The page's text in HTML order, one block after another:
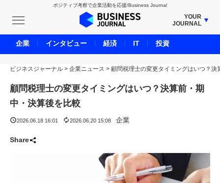
ポジティブ考察で企業活動を応援/Business Journal
YOUR
JOURNAL
BUSINESS JOURNAL
UNICORN JOURNAL
CARBON CREDITS JOURNAL
IVS JOURNAL
ENERGY MANAGEMENT JOURNAL
REAL ESTATE BROKERAGE JOURNAL
SMART MARKETING JOURNAL
ビジネスジャーナル > 企業ニュース > 顧問税理士の変更タイミングはいつ？決
顧問税理士の変更タイミングはいつ？決算前・期
中・決算後を比較
2026.06.18 16:01 2026.06.20 15:08 企業
Share
企業 インタビュー 経済 IT 投資